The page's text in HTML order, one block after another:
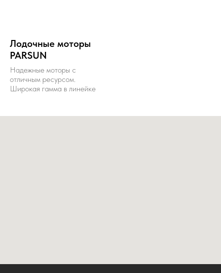
Лодочные моторы
PARSUN
Надежные моторы с
отличным ресурсом.
Широкая гамма в линейке